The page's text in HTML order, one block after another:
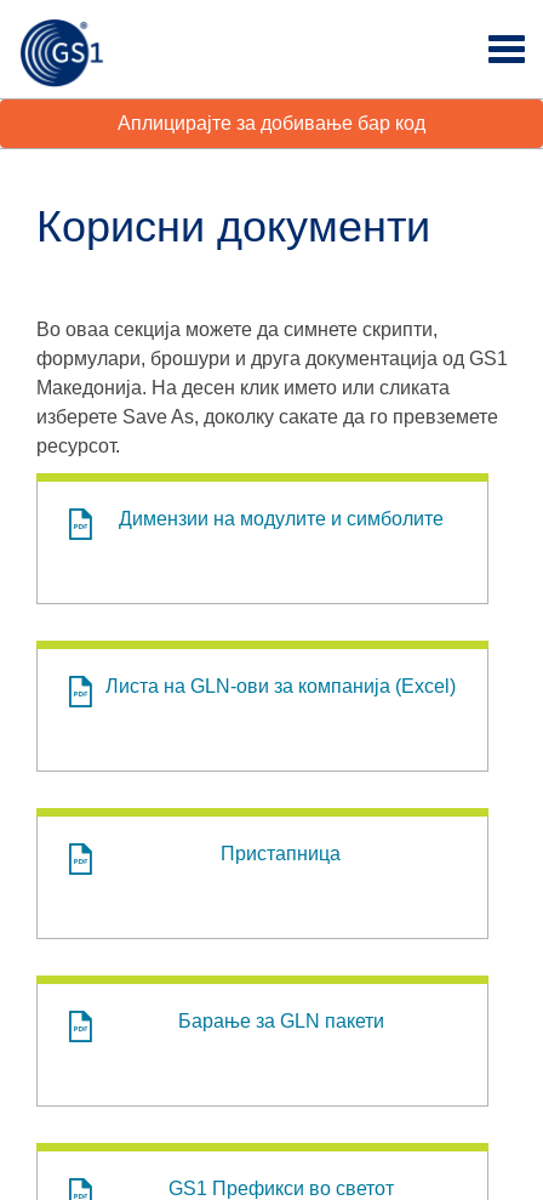
Аплицирајте за добивање бар код
Корисни документи
Во оваа секција можете да симнете скрипти,
формулари, брошури и друга документација од GS1
Македонија. На десен клик името или сликата
изберете Save As, доколку сакате да го превземете
ресурсот.
Димензии на модулите и симболите
Листа на GLN-ови за компанија (Excel)
Пристапница
Барање за GLN пакети
GS1 Префикси во светот